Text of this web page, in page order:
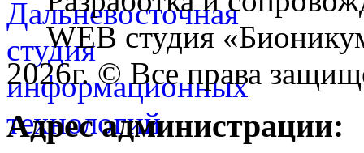
WEB студия
2026г. © Все права
Адрес администрации: